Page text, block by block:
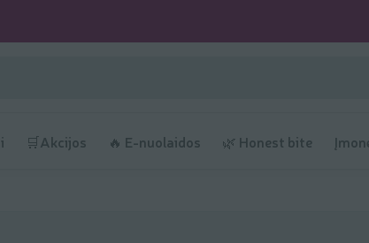
🛒Akcijos 🔥 E-nuolaidos 🌿 Honest bite